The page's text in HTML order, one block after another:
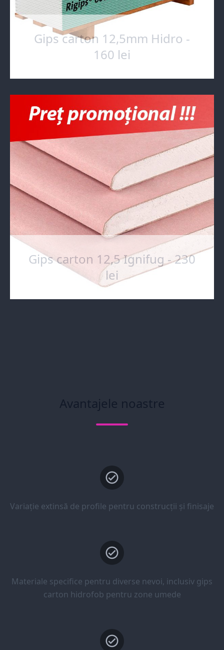
Gips carton 12,5mm Hidro -
160 lei
Gips carton 12,5 Ignifug - 230
lei
Avantajele noastre
Variație extinsă de profile pentru construcții și finisaje
Materiale specifice pentru diverse nevoi, inclusiv gips
carton hidrofob pentru zone umede